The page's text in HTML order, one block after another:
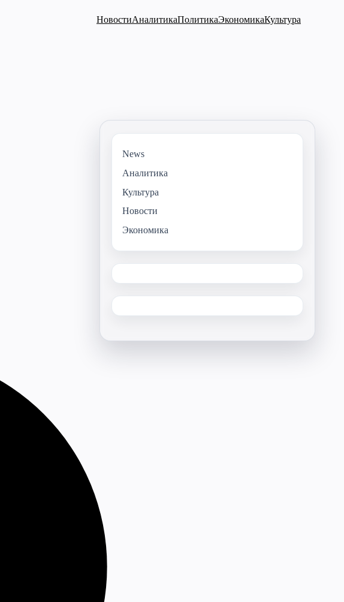
НовостиАналитикаПолитикаЭкономикаКультура
News
Аналитика
Культура
Новости
Экономика